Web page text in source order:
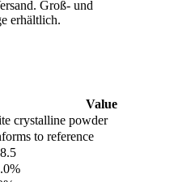
Groß- und
erhältlich.
Value
crystalline powder
to reference